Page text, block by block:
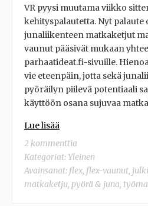
VR pyysi muutama viikko
kehityspalautetta. Nyt
junaliikenteen matkaketjut
vaunut pääsivät mukaan
parhaatideat.fi-sivuille.
vie eteenpäin, jotta sekä
pyöräilyn piilevä potentiaali
käyttöön osana sujuvaa
Lue lisää
2 kommenttia
Kategoriat: Yleinen
Avainsanat: flex, flex-vaunut,
matkaketju, pyörä & juna,